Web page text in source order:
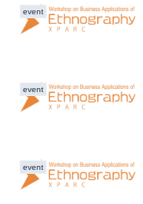
event
event
event